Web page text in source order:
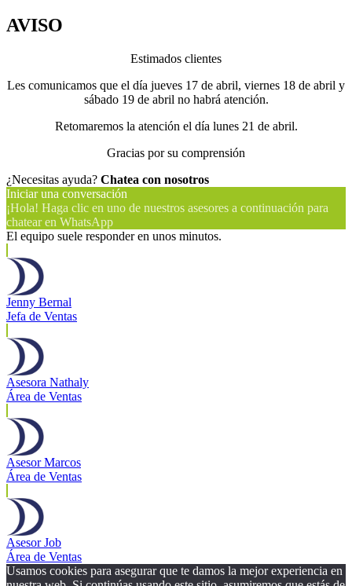
AVISO
Estimados clientes
Les comunicamos que el día jueves 17 de abril, viernes 18 de abril y
sábado 19 de abril no habrá atención.
Retomaremos la atención el día lunes 21 de abril.
Gracias por su comprensión
¿Necesitas ayuda? Chatea con nosotros
Iniciar una conversación
¡Hola! Haga clic en uno de nuestros asesores a continuación para
chatear en WhatsApp
El equipo suele responder en unos minutos.
Jenny Bernal
Jefa de Ventas
Asesora Nathaly
Área de Ventas
Asesor Marcos
Área de Ventas
Asesor Job
Área de Ventas
Usamos cookies para asegurar que te damos la mejor experiencia en